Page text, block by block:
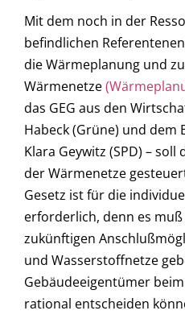
Mit dem noch in der
befindlichen
die Wärmeplanung und
Wärmenetze
das GEG aus den
Habeck (Grüne) und dem
Klara Geywitz (SPD) –
der Wärmenetze
Gesetz ist für die
erforderlich, denn es
zukünftigen
und Wasserstoffnetze
Gebäudeeigentümer
rational entscheiden